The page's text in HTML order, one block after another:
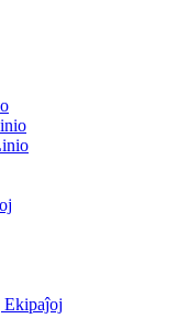
Ekipaĵoj